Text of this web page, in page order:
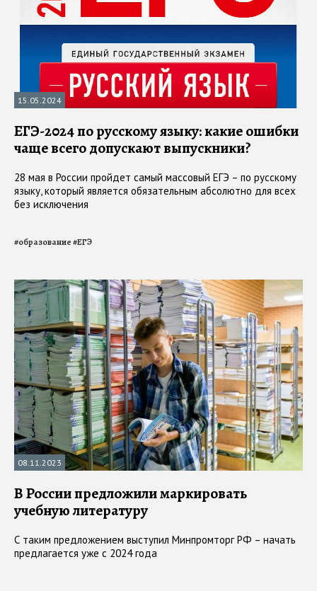
15.05.2024
ЕГЭ-2024 по русскому языку: какие ошибки
чаще всего допускают выпускники?
28 мая в России пройдет самый массовый ЕГЭ – по русскому
языку, который является обязательным абсолютно для всех
без исключения
#образование#ЕГЭ
08.11.2023
В России предложили маркировать
учебную литературу
С таким предложением выступил Минпромторг РФ – начать
предлагается уже с 2024 года